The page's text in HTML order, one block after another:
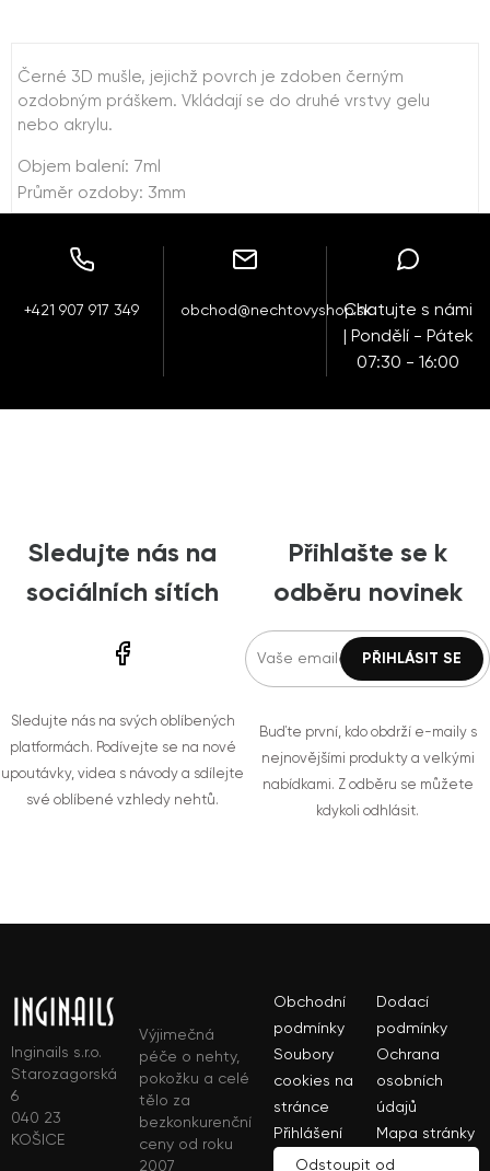
Černé 3D mušle, jejichž povrch je zdoben černým
ozdobným práškem. Vkládají se do druhé vrstvy gelu
nebo akrylu.
Objem balení: 7ml
Průměr ozdoby: 3mm
+421 907 917 349 obchod@nechtovyshop.skChatujte s námi
| Pondělí - Pátek
07:30 - 16:00
Sledujte nás na
sociálních sítích
Sledujte nás na svých oblíbených
platformách. Podívejte se na nové
upoutávky, videa s návody a sdílejte
své oblíbené vzhledy nehtů.
Přihlašte se k
odběru novinek
Buďte první, kdo obdrží e-maily s
nejnovějšími produkty a velkými
nabídkami. Z odběru se můžete
kdykoli odhlásit.
Inginails s.r.o.
Starozagorská
6
040 23
KOŠICE
Výjimečná
péče o nehty,
pokožku a celé
tělo za
bezkonkurenční
ceny od roku
2007
Obchodní
podmínky
Dodací
podmínky
Soubory
cookies na
stránce
Ochrana
osobních
údajů
Přihlášení
Mapa stránky
Odstoupit od